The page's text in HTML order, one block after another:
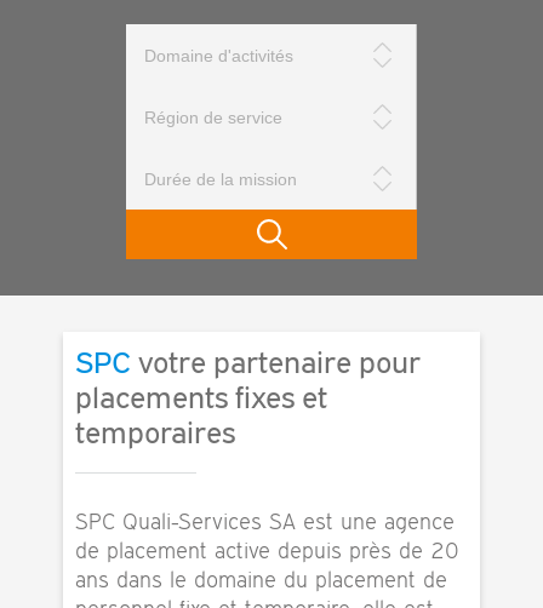
SPC votre partenaire pour
placements fixes et
temporaires
SPC Quali-Services SA est une agence
de placement active depuis près de 20
ans dans le domaine du placement de